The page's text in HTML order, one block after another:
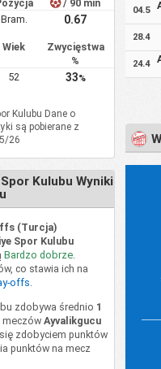
/ 90 min
Bram. 0.67
Wiek
Zwycięstwa
%
52 33%
Kulubu Dane o
są pobierane z
26
Kulubu Wyniki
(Turcja)
Spor Kulubu
Bardzo dobrze.
co stawia ich na
offs
zdobywa średnio 1
meczów Ayvalikgucu
zdobyciem punktów
punktów na mecz
04.5
28.4
24.4